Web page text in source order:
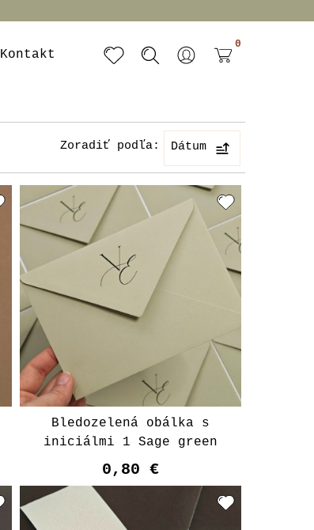
Kontakt
0
Zoradiť podľa: Dátum
Bledozelená obálka s
iniciálmi 1 Sage green
0,80 €